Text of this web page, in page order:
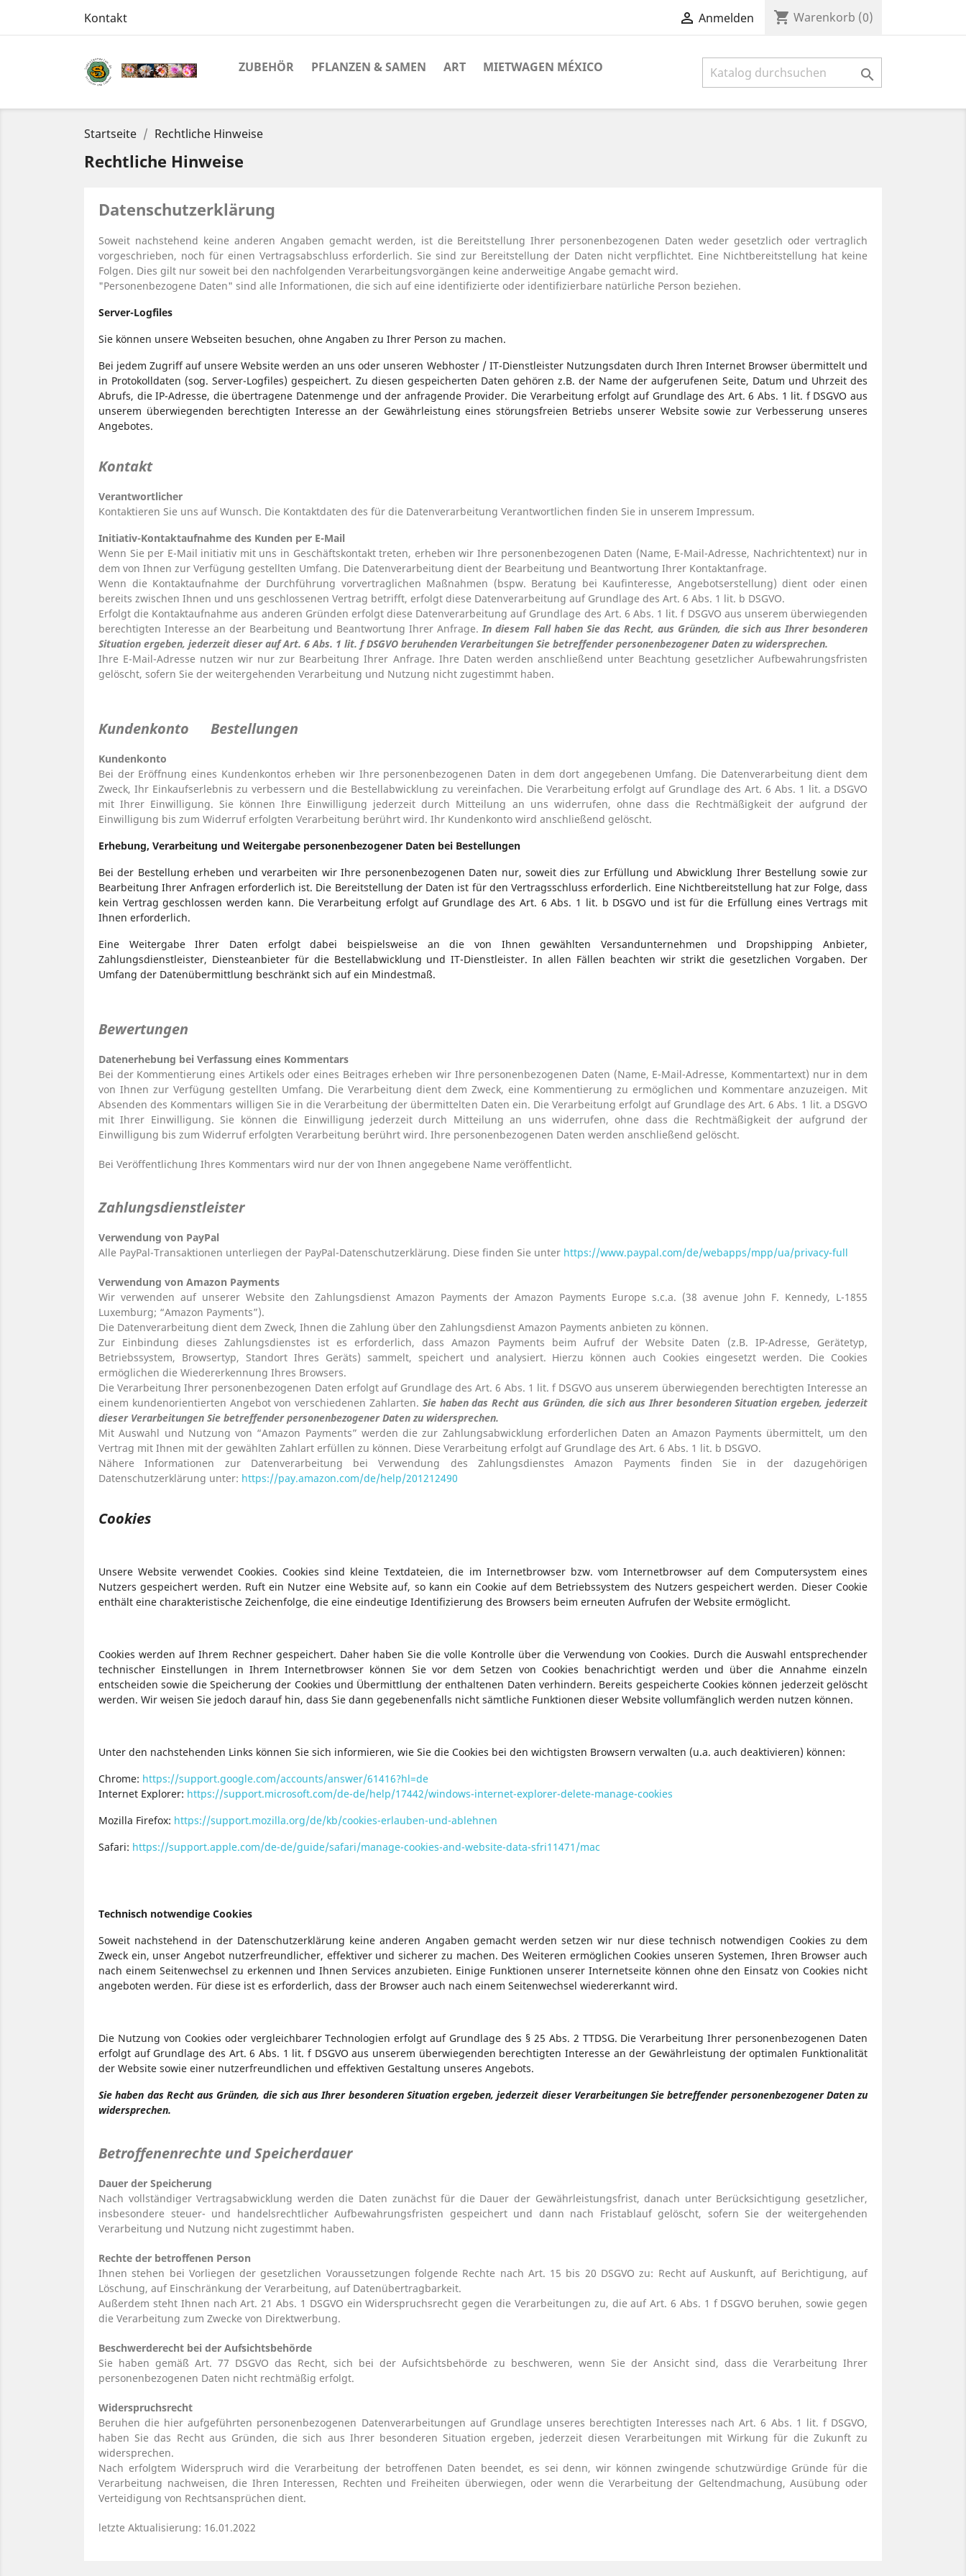
Kontakt  Anmelden shopping_cart Warenkorb (0)
ZUBEHÖR PFLANZEN & SAMEN ART MIETWAGEN MÉXICO 
Startseite Rechtliche Hinweise
Rechtliche Hinweise
Datenschutzerklärung
Soweit nachstehend keine anderen Angaben gemacht werden, ist die Bereitstellung Ihrer personenbezogenen Daten weder gesetzlich oder vertraglich
vorgeschrieben, noch für einen Vertragsabschluss erforderlich. Sie sind zur Bereitstellung der Daten nicht verpflichtet. Eine Nichtbereitstellung hat keine
Folgen. Dies gilt nur soweit bei den nachfolgenden Verarbeitungsvorgängen keine anderweitige Angabe gemacht wird.
"Personenbezogene Daten" sind alle Informationen, die sich auf eine identifizierte oder identifizierbare natürliche Person beziehen.
Server-Logfiles
Sie können unsere Webseiten besuchen, ohne Angaben zu Ihrer Person zu machen.
Bei jedem Zugriff auf unsere Website werden an uns oder unseren Webhoster / IT-Dienstleister Nutzungsdaten durch Ihren Internet Browser übermittelt und
in Protokolldaten (sog. Server-Logfiles) gespeichert. Zu diesen gespeicherten Daten gehören z.B. der Name der aufgerufenen Seite, Datum und Uhrzeit des
Abrufs, die IP-Adresse, die übertragene Datenmenge und der anfragende Provider. Die Verarbeitung erfolgt auf Grundlage des Art. 6 Abs. 1 lit. f DSGVO aus
unserem überwiegenden berechtigten Interesse an der Gewährleistung eines störungsfreien Betriebs unserer Website sowie zur Verbesserung unseres
Angebotes.
Kontakt
Verantwortlicher
Kontaktieren Sie uns auf Wunsch. Die Kontaktdaten des für die Datenverarbeitung Verantwortlichen finden Sie in unserem Impressum.
Initiativ-Kontaktaufnahme des Kunden per E-Mail
Wenn Sie per E-Mail initiativ mit uns in Geschäftskontakt treten, erheben wir Ihre personenbezogenen Daten (Name, E-Mail-Adresse, Nachrichtentext) nur in
dem von Ihnen zur Verfügung gestellten Umfang. Die Datenverarbeitung dient der Bearbeitung und Beantwortung Ihrer Kontaktanfrage.
Wenn die Kontaktaufnahme der Durchführung vorvertraglichen Maßnahmen (bspw. Beratung bei Kaufinteresse, Angebotserstellung) dient oder einen
bereits zwischen Ihnen und uns geschlossenen Vertrag betrifft, erfolgt diese Datenverarbeitung auf Grundlage des Art. 6 Abs. 1 lit. b DSGVO.
Erfolgt die Kontaktaufnahme aus anderen Gründen erfolgt diese Datenverarbeitung auf Grundlage des Art. 6 Abs. 1 lit. f DSGVO aus unserem überwiegenden
berechtigten Interesse an der Bearbeitung und Beantwortung Ihrer Anfrage.In diesem Fall haben Sie das Recht, aus Gründen, die sich aus Ihrer besonderen
Situation ergeben, jederzeit dieser auf Art. 6 Abs. 1 lit. f DSGVO beruhenden Verarbeitungen Sie betreffender personenbezogener Daten zu widersprechen.
Ihre E-Mail-Adresse nutzen wir nur zur Bearbeitung Ihrer Anfrage. Ihre Daten werden anschließend unter Beachtung gesetzlicher Aufbewahrungsfristen
gelöscht, sofern Sie der weitergehenden Verarbeitung und Nutzung nicht zugestimmt haben.
Kundenkonto Bestellungen
Kundenkonto
Bei der Eröffnung eines Kundenkontos erheben wir Ihre personenbezogenen Daten in dem dort angegebenen Umfang. Die Datenverarbeitung dient dem
Zweck, Ihr Einkaufserlebnis zu verbessern und die Bestellabwicklung zu vereinfachen. Die Verarbeitung erfolgt auf Grundlage des Art. 6 Abs. 1 lit. a DSGVO
mit Ihrer Einwilligung. Sie können Ihre Einwilligung jederzeit durch Mitteilung an uns widerrufen, ohne dass die Rechtmäßigkeit der aufgrund der
Einwilligung bis zum Widerruf erfolgten Verarbeitung berührt wird. Ihr Kundenkonto wird anschließend gelöscht.
Erhebung, Verarbeitung und Weitergabe personenbezogener Daten bei Bestellungen
Bei der Bestellung erheben und verarbeiten wir Ihre personenbezogenen Daten nur, soweit dies zur Erfüllung und Abwicklung Ihrer Bestellung sowie zur
Bearbeitung Ihrer Anfragen erforderlich ist. Die Bereitstellung der Daten ist für den Vertragsschluss erforderlich. Eine Nichtbereitstellung hat zur Folge, dass
kein Vertrag geschlossen werden kann. Die Verarbeitung erfolgt auf Grundlage des Art. 6 Abs. 1 lit. b DSGVO und ist für die Erfüllung eines Vertrags mit
Ihnen erforderlich.
Eine Weitergabe Ihrer Daten erfolgt dabei beispielsweise an die von Ihnen gewählten Versandunternehmen und Dropshipping Anbieter,
Zahlungsdienstleister, Diensteanbieter für die Bestellabwicklung und IT-Dienstleister. In allen Fällen beachten wir strikt die gesetzlichen Vorgaben. Der
Umfang der Datenübermittlung beschränkt sich auf ein Mindestmaß.
Bewertungen
Datenerhebung bei Verfassung eines Kommentars
Bei der Kommentierung eines Artikels oder eines Beitrages erheben wir Ihre personenbezogenen Daten (Name, E-Mail-Adresse, Kommentartext) nur in dem
von Ihnen zur Verfügung gestellten Umfang. Die Verarbeitung dient dem Zweck, eine Kommentierung zu ermöglichen und Kommentare anzuzeigen. Mit
Absenden des Kommentars willigen Sie in die Verarbeitung der übermittelten Daten ein. Die Verarbeitung erfolgt auf Grundlage des Art. 6 Abs. 1 lit. a DSGVO
mit Ihrer Einwilligung. Sie können die Einwilligung jederzeit durch Mitteilung an uns widerrufen, ohne dass die Rechtmäßigkeit der aufgrund der
Einwilligung bis zum Widerruf erfolgten Verarbeitung berührt wird. Ihre personenbezogenen Daten werden anschließend gelöscht.
Bei Veröffentlichung Ihres Kommentars wird nur der von Ihnen angegebene Name veröffentlicht.
Zahlungsdienstleister
Verwendung von PayPal
Alle PayPal-Transaktionen unterliegen der PayPal-Datenschutzerklärung. Diese finden Sie unter https://www.paypal.com/de/webapps/mpp/ua/privacy-full
Verwendung von Amazon Payments
Wir verwenden auf unserer Website den Zahlungsdienst Amazon Payments der Amazon Payments Europe s.c.a. (38 avenue John F. Kennedy, L-1855
Luxemburg; “Amazon Payments”).
Die Datenverarbeitung dient dem Zweck, Ihnen die Zahlung über den Zahlungsdienst Amazon Payments anbieten zu können.
Zur Einbindung dieses Zahlungsdienstes ist es erforderlich, dass Amazon Payments beim Aufruf der Website Daten (z.B. IP-Adresse, Gerätetyp,
Betriebssystem, Browsertyp, Standort Ihres Geräts) sammelt, speichert und analysiert. Hierzu können auch Cookies eingesetzt werden. Die Cookies
ermöglichen die Wiedererkennung Ihres Browsers.
Die Verarbeitung Ihrer personenbezogenen Daten erfolgt auf Grundlage des Art. 6 Abs. 1 lit. f DSGVO aus unserem überwiegenden berechtigten Interesse an
einem kundenorientierten Angebot von verschiedenen Zahlarten. Sie haben das Recht aus Gründen, die sich aus Ihrer besonderen Situation ergeben, jederzeit
dieser Verarbeitungen Sie betreffender personenbezogener Daten zu widersprechen.
Mit Auswahl und Nutzung von “Amazon Payments” werden die zur Zahlungsabwicklung erforderlichen Daten an Amazon Payments übermittelt, um den
Vertrag mit Ihnen mit der gewählten Zahlart erfüllen zu können. Diese Verarbeitung erfolgt auf Grundlage des Art. 6 Abs. 1 lit. b DSGVO.
Nähere Informationen zur Datenverarbeitung bei Verwendung des Zahlungsdienstes Amazon Payments finden Sie in der dazugehörigen
Datenschutzerklärung unter: https://pay.amazon.com/de/help/201212490
Cookies
Unsere Website verwendet Cookies. Cookies sind kleine Textdateien, die im Internetbrowser bzw. vom Internetbrowser auf dem Computersystem eines
Nutzers gespeichert werden. Ruft ein Nutzer eine Website auf, so kann ein Cookie auf dem Betriebssystem des Nutzers gespeichert werden. Dieser Cookie
enthält eine charakteristische Zeichenfolge, die eine eindeutige Identifizierung des Browsers beim erneuten Aufrufen der Website ermöglicht.
Cookies werden auf Ihrem Rechner gespeichert. Daher haben Sie die volle Kontrolle über die Verwendung von Cookies. Durch die Auswahl entsprechender
technischer Einstellungen in Ihrem Internetbrowser können Sie vor dem Setzen von Cookies benachrichtigt werden und über die Annahme einzeln
entscheiden sowie die Speicherung der Cookies und Übermittlung der enthaltenen Daten verhindern. Bereits gespeicherte Cookies können jederzeit gelöscht
werden. Wir weisen Sie jedoch darauf hin, dass Sie dann gegebenenfalls nicht sämtliche Funktionen dieser Website vollumfänglich werden nutzen können.
Unter den nachstehenden Links können Sie sich informieren, wie Sie die Cookies bei den wichtigsten Browsern verwalten (u.a. auch deaktivieren) können:
Chrome: https://support.google.com/accounts/answer/61416?hl=de
Internet Explorer: https://support.microsoft.com/de-de/help/17442/windows-internet-explorer-delete-manage-cookies
Mozilla Firefox: https://support.mozilla.org/de/kb/cookies-erlauben-und-ablehnen
Safari: https://support.apple.com/de-de/guide/safari/manage-cookies-and-website-data-sfri11471/mac
Technisch notwendige Cookies
Soweit nachstehend in der Datenschutzerklärung keine anderen Angaben gemacht werden setzen wir nur diese technisch notwendigen Cookies zu dem
Zweck ein, unser Angebot nutzerfreundlicher, effektiver und sicherer zu machen. Des Weiteren ermöglichen Cookies unseren Systemen, Ihren Browser auch
nach einem Seitenwechsel zu erkennen und Ihnen Services anzubieten. Einige Funktionen unserer Internetseite können ohne den Einsatz von Cookies nicht
angeboten werden. Für diese ist es erforderlich, dass der Browser auch nach einem Seitenwechsel wiedererkannt wird.
Die Nutzung von Cookies oder vergleichbarer Technologien erfolgt auf Grundlage des § 25 Abs. 2 TTDSG. Die Verarbeitung Ihrer personenbezogenen Daten
erfolgt auf Grundlage des Art. 6 Abs. 1 lit. f DSGVO aus unserem überwiegenden berechtigten Interesse an der Gewährleistung der optimalen Funktionalität
der Website sowie einer nutzerfreundlichen und effektiven Gestaltung unseres Angebots.
Sie haben das Recht aus Gründen, die sich aus Ihrer besonderen Situation ergeben, jederzeit dieser Verarbeitungen Sie betreffender personenbezogener Daten zu
widersprechen.
Betroffenenrechte und Speicherdauer
Dauer der Speicherung
Nach vollständiger Vertragsabwicklung werden die Daten zunächst für die Dauer der Gewährleistungsfrist, danach unter Berücksichtigung gesetzlicher,
insbesondere steuer- und handelsrechtlicher Aufbewahrungsfristen gespeichert und dann nach Fristablauf gelöscht, sofern Sie der weitergehenden
Verarbeitung und Nutzung nicht zugestimmt haben.
Rechte der betroffenen Person
Ihnen stehen bei Vorliegen der gesetzlichen Voraussetzungen folgende Rechte nach Art. 15 bis 20 DSGVO zu: Recht auf Auskunft, auf Berichtigung, auf
Löschung, auf Einschränkung der Verarbeitung, auf Datenübertragbarkeit.
Außerdem steht Ihnen nach Art. 21 Abs. 1 DSGVO ein Widerspruchsrecht gegen die Verarbeitungen zu, die auf Art. 6 Abs. 1 f DSGVO beruhen, sowie gegen
die Verarbeitung zum Zwecke von Direktwerbung.
Beschwerderecht bei der Aufsichtsbehörde
Sie haben gemäß Art. 77 DSGVO das Recht, sich bei der Aufsichtsbehörde zu beschweren, wenn Sie der Ansicht sind, dass die Verarbeitung Ihrer
personenbezogenen Daten nicht rechtmäßig erfolgt.
Widerspruchsrecht
Beruhen die hier aufgeführten personenbezogenen Datenverarbeitungen auf Grundlage unseres berechtigten Interesses nach Art. 6 Abs. 1 lit. f DSGVO,
haben Sie das Recht aus Gründen, die sich aus Ihrer besonderen Situation ergeben, jederzeit diesen Verarbeitungen mit Wirkung für die Zukunft zu
widersprechen.
Nach erfolgtem Widerspruch wird die Verarbeitung der betroffenen Daten beendet, es sei denn, wir können zwingende schutzwürdige Gründe für die
Verarbeitung nachweisen, die Ihren Interessen, Rechten und Freiheiten überwiegen, oder wenn die Verarbeitung der Geltendmachung, Ausübung oder
Verteidigung von Rechtsansprüchen dient.
letzte Aktualisierung: 16.01.2022